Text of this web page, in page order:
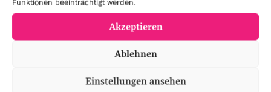
Akzeptieren
Ablehnen
Einstellungen ansehen